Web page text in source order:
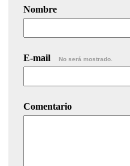
Nombre
E-mail No será mostrado.
Comentario